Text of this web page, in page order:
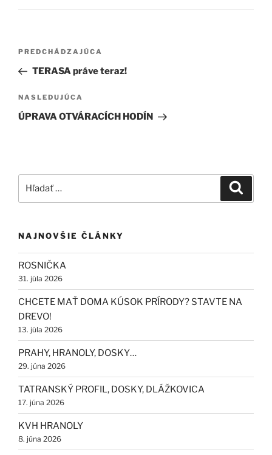
Navigácia
článku
Predchádzajúci
článok
PREDCHÁDZAJÚCA
TERASA práve teraz!
Ďalší
článok
NASLEDUJÚCA
ÚPRAVA OTVÁRACÍCH HODÍN
NAJNOVŠIE ČLÁNKY
ROSNIČKA
31. júla 2026
CHCETE MAŤ DOMA KÚSOK PRÍRODY? STAVTE NA
DREVO!
13. júla 2026
PRAHY, HRANOLY, DOSKY…
29. júna 2026
TATRANSKÝ PROFIL, DOSKY, DLÁŽKOVICA
17. júna 2026
KVH HRANOLY
8. júna 2026